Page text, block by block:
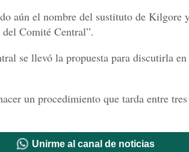
aún el nombre del sustituto de Kilgore
Comité Central”.
se llevó la propuesta para discutirla
un procedimiento que tarda entre
Unirme al canal de noticias